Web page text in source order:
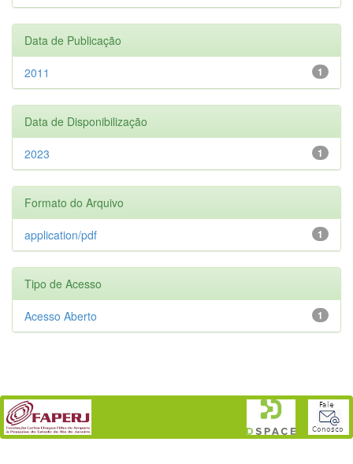
Data de Publicação
1
2011
Data de Disponibilização
1
2023
Formato do Arquivo
1
application/pdf
Tipo de Acesso
1
Acesso Aberto